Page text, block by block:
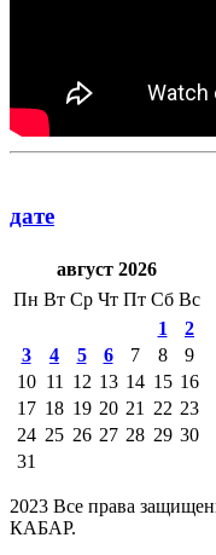
дате
август 2026
Пн Вт Ср Чт Пт Сб Вс
1
2
3
4 5 6 7 8
9
10 11 12 13 14 15 16
17 18 19 20 21 22 23
24 25 26 27 28 29 30
31
2023 Все права
КАБАР.